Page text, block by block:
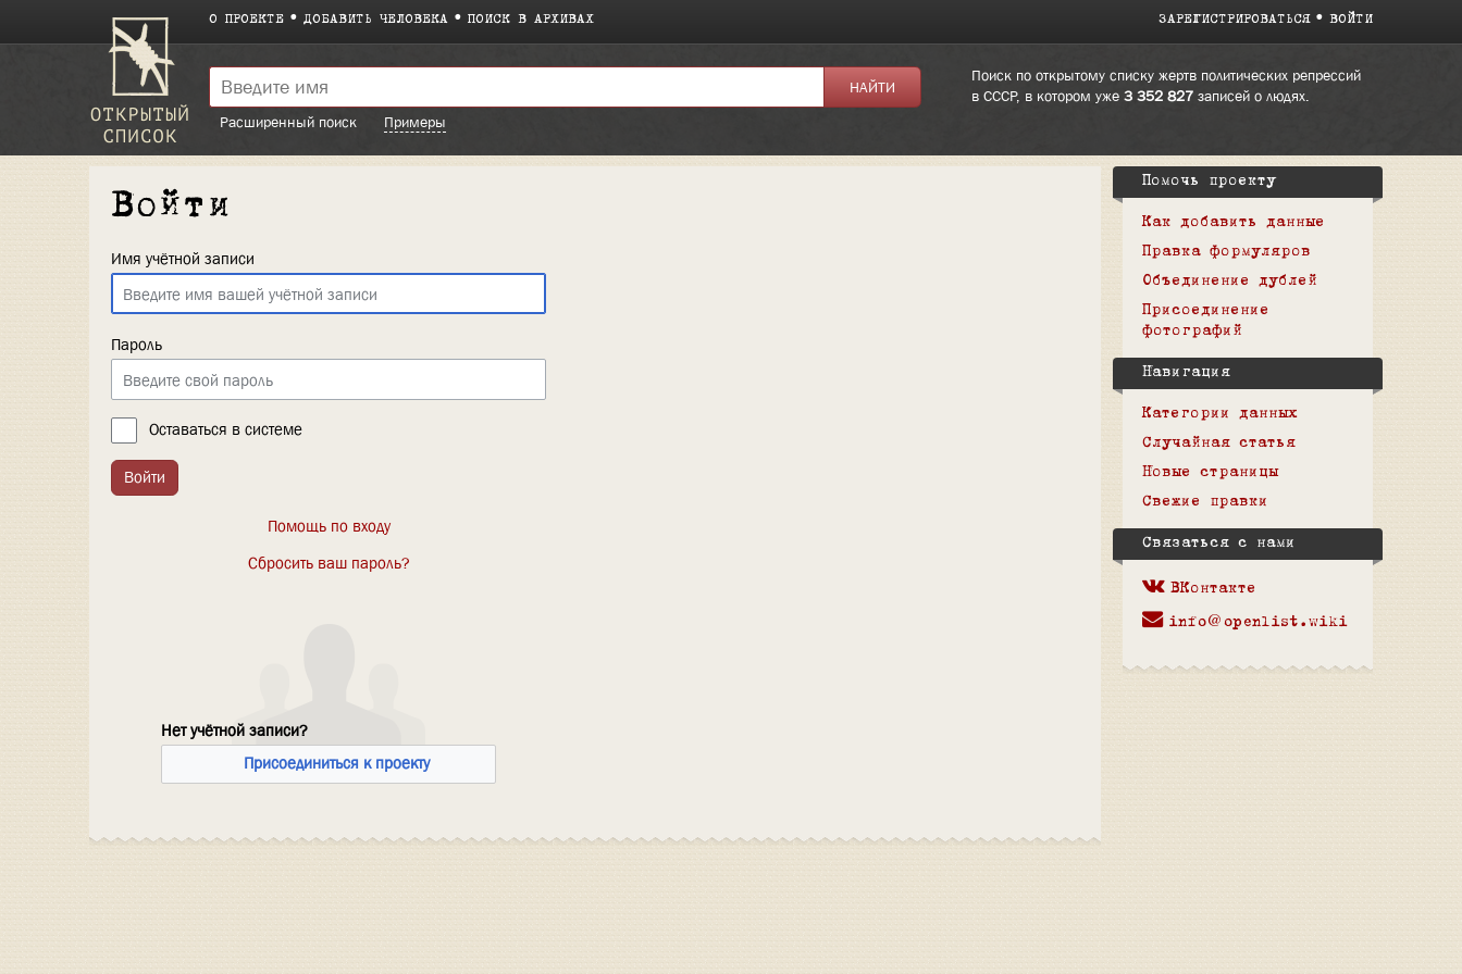
О ПРОЕКТЕ ДОБАВИТЬ ЧЕЛОВЕКА ПОИСК В АРХИВАХ ЗАРЕГИСТРИРОВАТЬСЯ ВОЙТИ
Поиск по открытому списку жертв политических репрессий
в СССР, в котором уже 3 352 827записей о людях.
Расширенный поиск
Примеры
Войти
Имя учётной записи
Пароль
Оставаться в системе
Войти
Помощь по входу
Сбросить ваш пароль?
Нет учётной записи?
Присоединиться к проекту
Помочь проекту
Как добавить данные
Правка формуляров
Объединение дублей
Присоединение
фотографий
Навигация
Категории данных
Случайная статья
Новые страницы
Свежие правки
Связаться с нами
ВКонтакте
info@openlist.wiki